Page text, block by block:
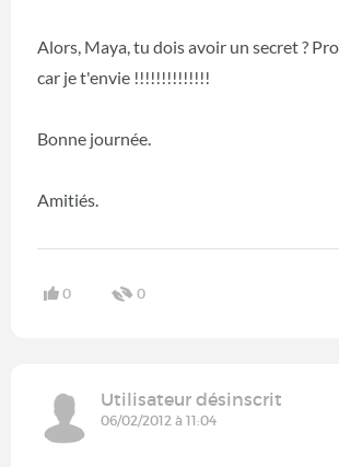
Alors, Maya, tu dois avoir un secret ?
car je t'envie !!!!!!!!!!!!!!
Bonne journée.
Amitiés.
0 0
Utilisateur désinscrit
06/02/2012 à 11:04